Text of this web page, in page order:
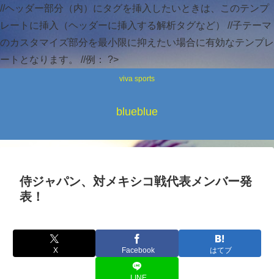
//ヘッダー部分（内）にタグを挿入したいときは、このテンプ
レートに挿入（ヘッダーに挿入する解析タグなど） //子テーマ
のカスタマイズ部分を最小限に抑えたい場合に有効なテンプレ
ートとなります。 //例：
?>
viva sports
blueblue
侍ジャパン、対メキシコ戦代表メンバー発
表！
X Facebook はてブ